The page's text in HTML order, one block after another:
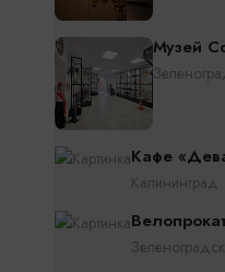
Музей
Кафе
Калининград
Зеленоградск